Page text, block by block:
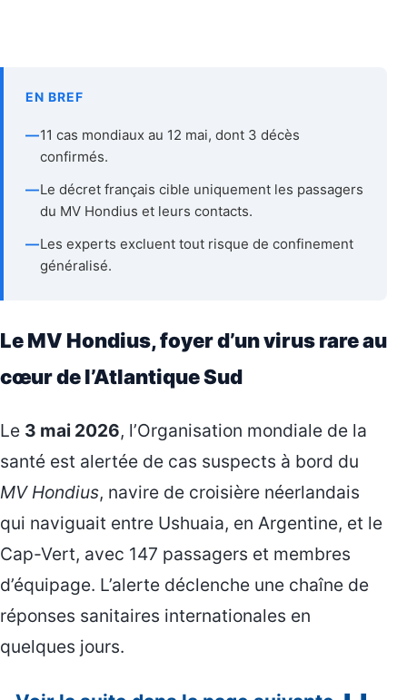
EN BREF
—11 cas mondiaux au 12 mai, dont 3 décès
confirmés.
—Le décret français cible uniquement les passagers
du MV Hondius et leurs contacts.
—Les experts excluent tout risque de confinement
généralisé.
Le MV Hondius, foyer d’un virus rare au
cœur de l’Atlantique Sud
Le 3 mai 2026, l’Organisation mondiale de la
santé est alertée de cas suspects à bord du
MV Hondius, navire de croisière néerlandais
qui naviguait entre Ushuaia, en Argentine, et le
Cap-Vert, avec 147 passagers et membres
d’équipage. L’alerte déclenche une chaîne de
réponses sanitaires internationales en
quelques jours.